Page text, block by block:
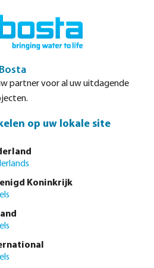
RVS 316 1 1/4" x
partner voor al uw uitdagende
op uw lokale site
Koninkrijk